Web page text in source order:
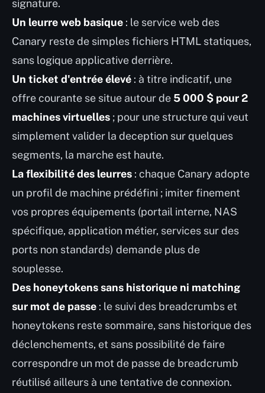
signature.
Un leurre web basique : le service web des
Canary reste de simples fichiers HTML statiques,
sans logique applicative derrière.
Un ticket d'entrée élevé : à titre indicatif, une
offre courante se situe autour de 5 000 $ pour 2
machines virtuelles ; pour une structure qui veut
simplement valider la deception sur quelques
segments, la marche est haute.
La flexibilité des leurres : chaque Canary adopte
un profil de machine prédéfini ; imiter finement
vos propres équipements (portail interne, NAS
spécifique, application métier, services sur des
ports non standards) demande plus de
souplesse.
Des honeytokens sans historique ni matching
sur mot de passe : le suivi des breadcrumbs et
honeytokens reste sommaire, sans historique des
déclenchements, et sans possibilité de faire
correspondre un mot de passe de breadcrumb
réutilisé ailleurs à une tentative de connexion.